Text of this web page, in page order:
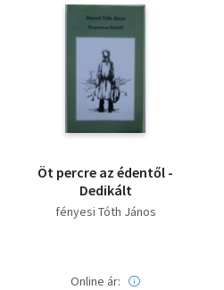
Öt percre az édentől -
Dedikált
fényesi Tóth János
Online ár: